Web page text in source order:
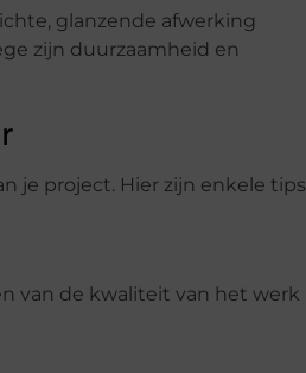
glanzende afwerking
zijn duurzaamheid en
je project. Hier zijn enkele tips
van de kwaliteit van het werk